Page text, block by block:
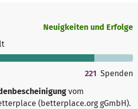
Neuigkeiten und Erfolge
221 Spenden
vom
(betterplace.org gGmbH).